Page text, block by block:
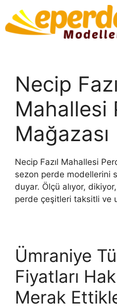
Necip
Mahallesi
Mağazası
Necip Fazıl Mahallesi
sezon perde modellerini
duyar. Ölçü alıyor,
perde çeşitleri taksitli ve
Ümraniye
Fiyatları
Merak